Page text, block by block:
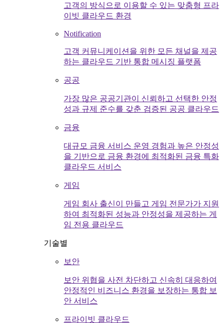
고객의 방식으로 이용할 수 있는 맞춤형 프라
이빗 클라우드 환경
Notification
고객 커뮤니케이션을 위한 모든 채널을 제공
하는 클라우드 기반 통합 메시징 플랫폼
공공
가장 많은 공공기관이 신뢰하고 선택한 안정
성과 규제 준수를 갖춘 검증된 공공 클라우드
금융
대규모 금융 서비스 운영 경험과 높은 안정성
을 기반으로 금융 환경에 최적화된 금융 특화
클라우드 서비스
게임
게임 회사 출신이 만들고 게임 전문가가 지원
하여 최적화된 성능과 안정성을 제공하는 게
임 전용 클라우드
기술별
보안
보안 위협을 사전 차단하고 신속히 대응하여
안정적인 비즈니스 환경을 보장하는 통합 보
안 서비스
프라이빗 클라우드